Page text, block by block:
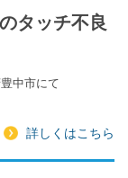
タッチ不良
中市にて
詳しくはこちら